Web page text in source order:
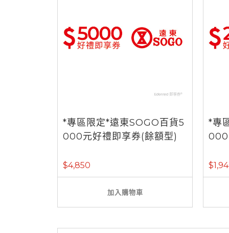
*專區限定*遠東SOGO百貨5
000元好禮即享券(餘額型)
$4,850
加入購物車
*專
000